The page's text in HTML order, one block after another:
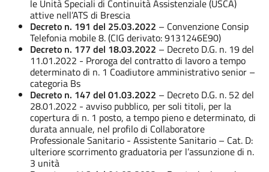
le Unità Speciali di Continuità Assistenziale (USCA)
attive nell’ATS di Brescia
Decreto n. 191 del 25.03.2022 – Convenzione Consip
Telefonia mobile 8. (CIG derivato: 9131246E90)
Decreto n. 177 del 18.03.2022 – Decreto D.G. n. 19 del
11.01.2022 - Proroga del contratto di lavoro a tempo
determinato di n. 1 Coadiutore amministrativo senior –
categoria Bs
Decreto n. 147 del 01.03.2022 – Decreto D.G. n. 52 del
28.01.2022 - avviso pubblico, per soli titoli, per la
copertura di n. 1 posto, a tempo pieno e determinato, di
durata annuale, nel profilo di Collaboratore
Professionale Sanitario - Assistente Sanitario – Cat. D:
ulteriore scorrimento graduatoria per l’assunzione di n.
3 unità